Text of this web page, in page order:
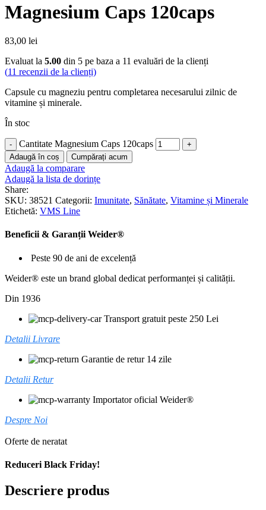
Magnesium Caps 120caps
83,00 lei
Evaluat la 5.00 din 5 pe baza a 11 evaluări de la clienți
(11 recenzii de la clienți)
Capsule cu magneziu pentru completarea necesarului zilnic de
vitamine și minerale.
În stoc
Cantitate Magnesium Caps 120caps
Adaugă în coș Cumpărați acum
Adaugă la comparare
Adaugă la lista de dorințe
Share:
SKU: 38521 Categorii: Imunitate, Sănătate, Vitamine și Minerale
Etichetă: VMS Line
Beneficii & Garanții Weider®
Peste 90 de ani de excelență
Weider® este un brand global dedicat performanței și calității.
Din 1936
Transport gratuit peste 250 Lei
Detalii Livrare
Garantie de retur 14 zile
Detalii Retur
Importator oficial Weider®
Despre Noi
Oferte de neratat
Reduceri Black Friday!
Descriere produs